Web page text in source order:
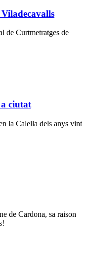
Curtmetratges de
ciutat
la Calella dels anys vint
de Cardona, sa raison